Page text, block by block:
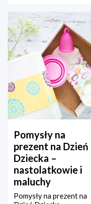
Pomysły na
prezent na Dzień
Dziecka –
nastolatkowie i
maluchy
Pomysły na prezent na